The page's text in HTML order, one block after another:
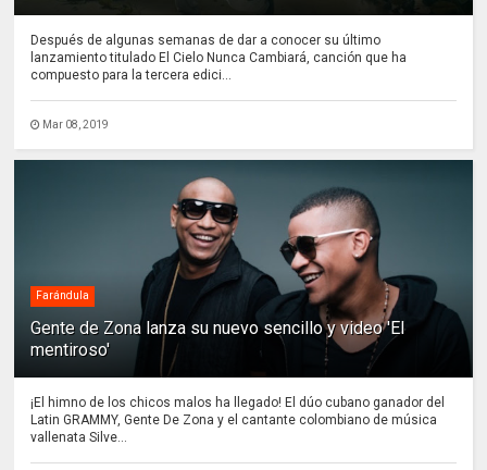
Después de algunas semanas de dar a conocer su último
lanzamiento titulado El Cielo Nunca Cambiará, canción que ha
compuesto para la tercera edici...
Mar 08, 2019
Farándula
Gente de Zona lanza su nuevo sencillo y video 'El
mentiroso'
¡El himno de los chicos malos ha llegado! El dúo cubano ganador del
Latin GRAMMY, Gente De Zona y el cantante colombiano de música
vallenata Silve...